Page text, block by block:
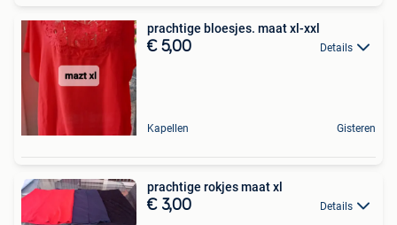
prachtige bloesjes. maat xl-xxl
€ 5,00 Details
Kapellen Gisteren
prachtige rokjes maat xl
€ 3,00 Details